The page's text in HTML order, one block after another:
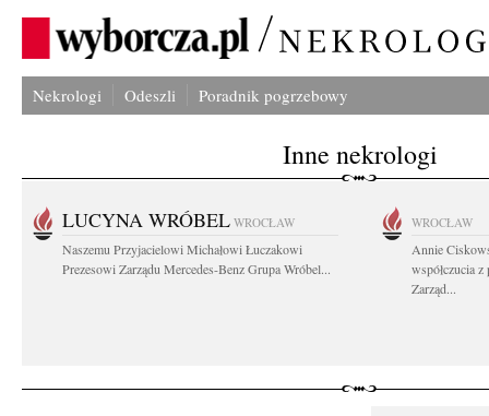
Nekrologi Odeszli Poradnik pogrzebowy
Inne nekrologi
LUCYNA WRÓBEL WROCŁAW
Naszemu Przyjacielowi Michałowi Łuczakowi
Prezesowi Zarządu Mercedes-Benz Grupa Wróbel...
WROCŁAW
Annie
współczucia
Zarząd...